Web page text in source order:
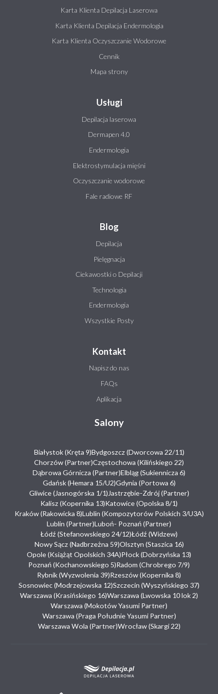
Karta Klienta Depilacja Laserowa
Karta Klienta Depilacja Endermologia
Karta Klienta Oczyszczanie Wodorowe
Cennik
Mapa strony
Usługi
Depilacja laserowa
Dermapen 4.0
Endermologia
Elektrostymulacja mięśni
Oczyszczanie wodorowe
Fale radiowe RF
Blog
Depilacja
Pielęgnacja
Ciekawostki o Depilacji
Technologia
Endermologia
Wszystkie Posty
Kontakt
Napisz do nas
FAQs
Aplikacja
Salony
Białystok (Kręta 9)Bydgoszcz (Dworcowa 22/11)
Chorzów (Partner)Częstochowa (Kilińskiego 22)
Dąbrowa Górnicza (Partner)Elbląg (Sukiennicza 6)
Gdańsk (Hemara 15/U2)Gdynia (Portowa 6)
Gliwice (Jasnogórska 1/1) Jastrzębie-Zdrój (Partner)
Kalisz (Kopernika 13)Katowice (Opolska 8/1)
Kraków (Rakowicka 8)Lublin (Kompozytorów Polskich 3/U3A)
Lublin (Partner)Luboń- Poznań (Partner)
Łódź (Stefanowskiego 24/12)Łódź (Widzew)
Nowy Sącz (Nadbrzeżna 59)Olsztyn (Staszica 16)
Opole (Książąt Opolskich 34A)Płock (Dobrzyńska 13)
Poznań (Kochanowskiego 5)Radom (Chrobrego 7/9)
Rybnik (Wyzwolenia 39)Rzeszów (Kopernika 8)
Sosnowiec (Modrzejowska 12)Szczecin (Wyszyńskiego 37)
Warszawa (Krasińskiego 16)Warszawa (Lwowska 10 lok 2)
Warszawa (Mokotów Yasumi Partner)
Warszawa (Praga Południe Yasumi Partner)
Warszawa Wola (Partner)Wrocław (Skargi 22)